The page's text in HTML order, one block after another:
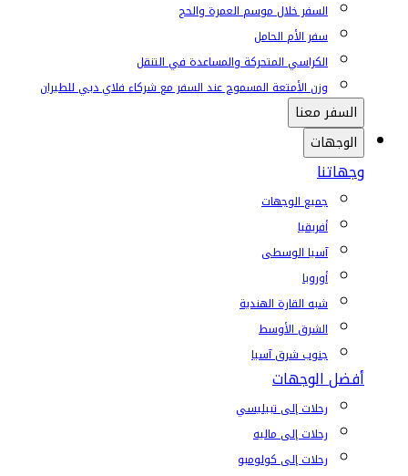
السفر خلال موسم العمرة والحج
سفر الأم الحامل
الكراسي المتحركة والمساعدة في التنقل
وزن الأمتعة المسموح عند السفر مع شركاء فلاي دبي للطيران
السفر معنا
الوجهات
وجهاتنا
جميع الوجهات
أفريقيا
آسيا الوسطى
أوروبا
شبه القارة الهندية
الشرق الأوسط
جنوب شرق آسيا
أفضل الوجهات
رحلات إلى تبيليسي
رحلات إلى ماليه
رحلات إلى كولومبو